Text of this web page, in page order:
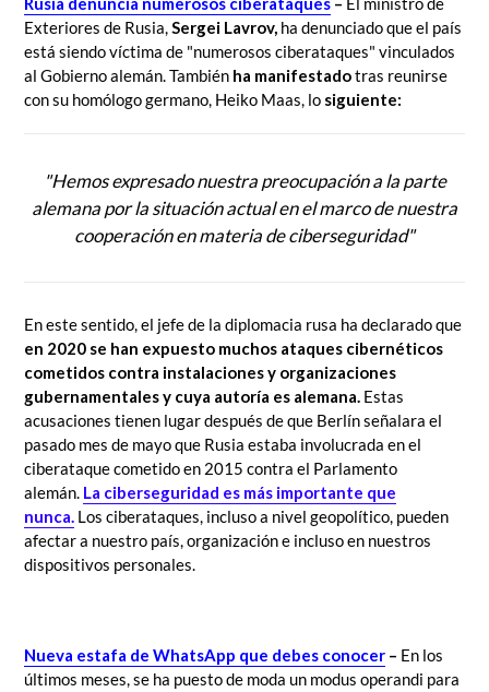
Exteriores de Rusia,Sergei Lavrov, ha denunciado que el país
está siendo víctima de "numerosos ciberataques" vinculados
al Gobierno alemán. También ha manifestadotras reunirse
con su homólogo germano, Heiko Maas, lo siguiente:
"Hemos expresado nuestra preocupación a la parte
alemana por la situación actual en el marco de nuestra
cooperación en materia de ciberseguridad"
En este sentido, el jefe de la diplomacia rusa ha declarado que
en 2020 se han expuesto muchos ataques cibernéticos
cometidos contra instalaciones y organizaciones
gubernamentales y cuya autoría es alemana. Estas
acusaciones tienen lugar después de que Berlín señalara el
pasado mes de mayo que Rusia estaba involucrada en el
ciberataque cometido en 2015 contra el Parlamento
alemán. La ciberseguridad es más importante que
nunca. Los ciberataques, incluso a nivel geopolítico, pueden
afectar a nuestro país, organización e incluso en nuestros
dispositivos personales.
Nueva estafa de WhatsApp que debes conocer – En los
últimos meses, se ha puesto de moda un modus operandi para